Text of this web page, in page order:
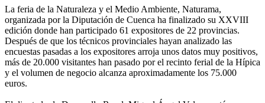
La feria de la Naturaleza y el Medio Ambiente, Naturama,
organizada por la Diputación de Cuenca ha finalizado su XXVIII
edición donde han participado 61 expositores de 22 provincias.
Después de que los técnicos provinciales hayan analizado las
encuestas pasadas a los expositores arroja unos datos muy positivos,
más de 20.000 visitantes han pasado por el recinto ferial de la Hípica
y el volumen de negocio alcanza aproximadamente los 75.000
euros.